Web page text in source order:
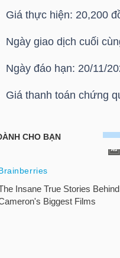
Giá thực hiện: 20,200
Ngày giao dịch cuối
Ngày đáo hạn: 20/11/
Giá thanh toán chứng
Thông báo giá
Chứng quyền CVPB2009